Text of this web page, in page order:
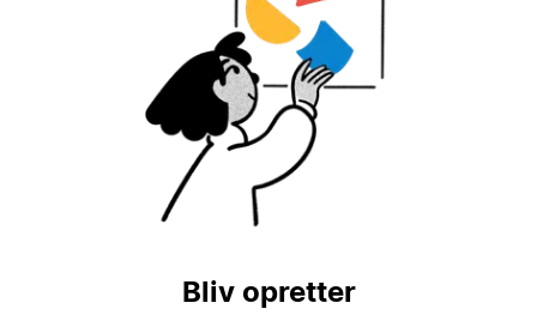
Bliv opretter